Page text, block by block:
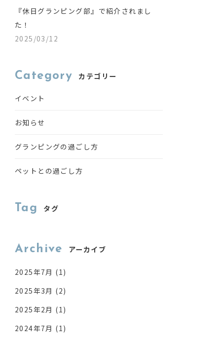
『休日グランピング部』で紹介されまし
た！
2025/03/12
Category カテゴリー
イベント
お知らせ
グランピングの過ごし方
ペットとの過ごし方
Tag タグ
Archive アーカイブ
2025年7月 (1)
2025年3月 (2)
2025年2月 (1)
2024年7月 (1)